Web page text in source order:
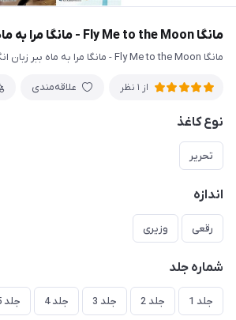
مانگا Fly Me to the Moon - مانگا مرا به ماه ببر زبان انگلیسی
مانگا Fly Me to the Moon - مانگا مرا به ماه ببر زبان انگلیسی
از 1 نظر علاقه‌مندی
نوع کاغذ
تحریر
اندازه
رقعی وزیری
شماره جلد
جلد 1 جلد 2 جلد 3 جلد 4 جلد 5